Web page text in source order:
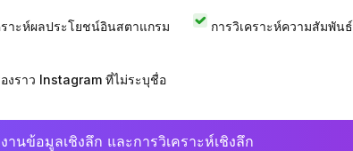
ราะห์ผลประโยชน์อินสตาแกรม การวิเคราะห์ความสัมพันธ์
องราว Instagram ที่ไม่ระบุชื่อ
นข้อมูลเชิงลึก และการวิเคราะห์เชิงลึก